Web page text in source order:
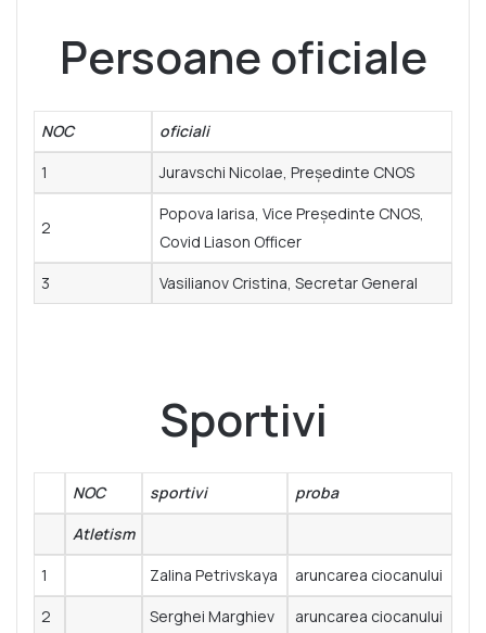
Persoane oficiale
NOC
oficiali
1
Juravschi Nicolae, Președinte CNOS
2
Popova larisa, Vice Președinte CNOS,
Covid Liason Officer
3
Vasilianov Cristina, Secretar General
Sportivi
NOC sportivi
proba
Atletism
1
Zalina Petrivskaya
aruncarea ciocanului
2
Serghei Marghiev
aruncarea ciocanului